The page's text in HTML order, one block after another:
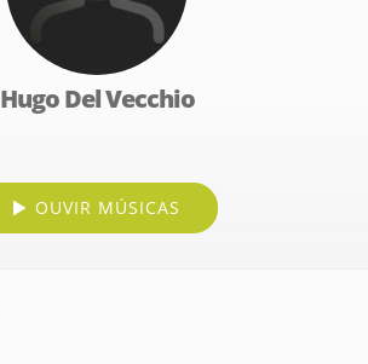
Hugo Del Vecchio
OUVIR MÚSICAS